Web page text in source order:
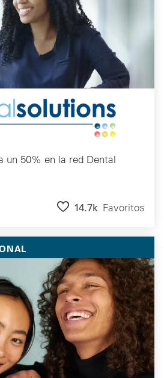
un 50% en la red Dental
14.7k Favoritos